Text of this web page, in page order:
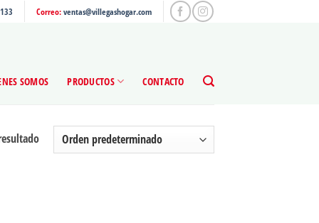
Correo:ventas@villegashogar.com
SOMOS PRODUCTOS CONTACTO